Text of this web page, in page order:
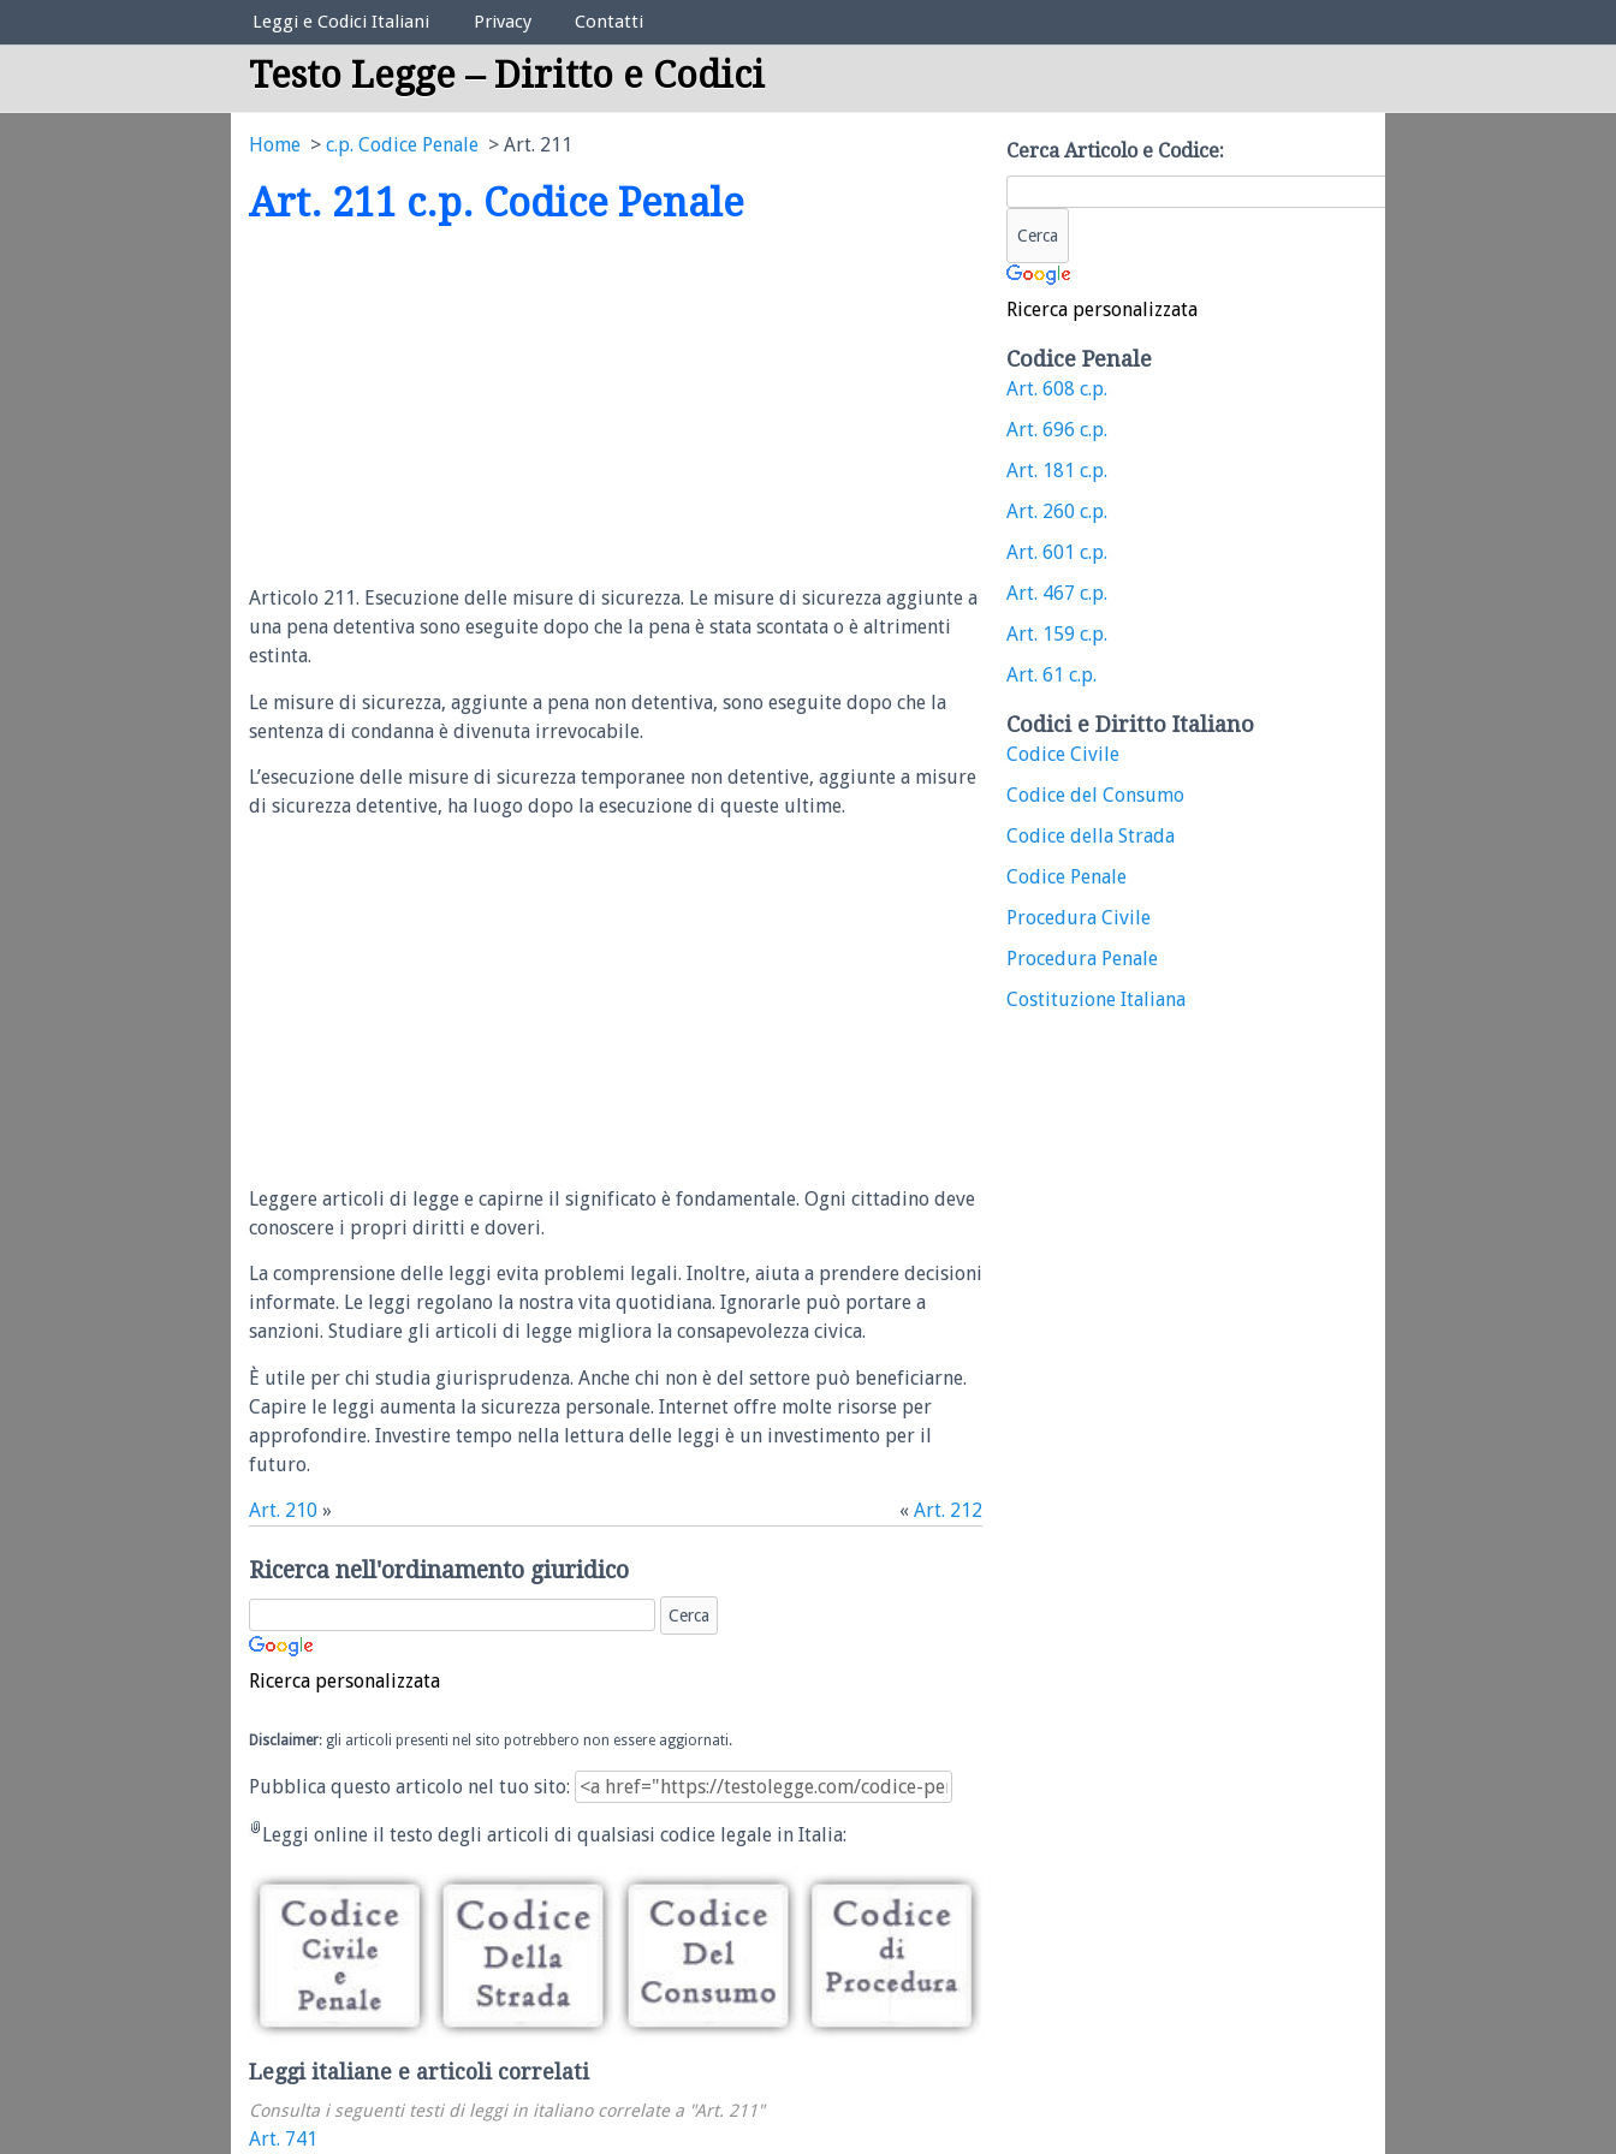
Elenco Codici Legali
Leggi e Codici Italiani Privacy Contatti
Testo Legge – Diritto e Codici
Home c.p. Codice Penale Art. 211
Art. 211 c.p. Codice Penale
Articolo 211. Esecuzione delle misure di sicurezza. Le misure di sicurezza aggiunte a
una pena detentiva sono eseguite dopo che la pena è stata scontata o è altrimenti
estinta.
Le misure di sicurezza, aggiunte a pena non detentiva, sono eseguite dopo che la
sentenza di condanna è divenuta irrevocabile.
L’esecuzione delle misure di sicurezza temporanee non detentive, aggiunte a misure
di sicurezza detentive, ha luogo dopo la esecuzione di queste ultime.
Leggere articoli di legge e capirne il significato è fondamentale. Ogni cittadino deve
conoscere i propri diritti e doveri.
La comprensione delle leggi evita problemi legali. Inoltre, aiuta a prendere decisioni
informate. Le leggi regolano la nostra vita quotidiana. Ignorarle può portare a
sanzioni. Studiare gli articoli di legge migliora la consapevolezza civica.
È utile per chi studia giurisprudenza. Anche chi non è del settore può beneficiarne.
Capire le leggi aumenta la sicurezza personale. Internet offre molte risorse per
approfondire. Investire tempo nella lettura delle leggi è un investimento per il
futuro.
Art. 210 » « Art. 212
Ricerca nell'ordinamento giuridico
Ricerca personalizzata
Disclaimer: gli articoli presenti nel sito potrebbero non essere aggiornati.
Pubblica questo articolo nel tuo sito:
Leggi online il testo degli articoli di qualsiasi codice legale in Italia:
Leggi italiane e articoli correlati
Consulta i seguenti testi di leggi in italiano correlate a "Art. 211"
Art. 741
Cerca Articolo e Codice:
Ricerca personalizzata
Codice Penale
Art. 608 c.p.
Art. 696 c.p.
Art. 181 c.p.
Art. 260 c.p.
Art. 601 c.p.
Art. 467 c.p.
Art. 159 c.p.
Art. 61 c.p.
Codici e Diritto Italiano
Codice Civile
Codice del Consumo
Codice della Strada
Codice Penale
Procedura Civile
Procedura Penale
Costituzione Italiana